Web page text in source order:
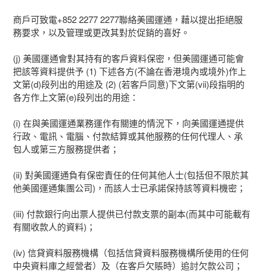
商戶可致電+852 2277 2277聯絡美國運通，藉以提出拒絕服
務要求，以及管理或更改其對於促銷的喜好。
(j) 美國運通會對其持有的客戶資料保密，但美國運通可能會
把該等資料提供予 (1) 下述各方(不論在香港境內或境外)作上
文第(d)段列出的用途及 (2) (若客戶同意)下文第(vii)段指明的
各方作上文第(e)段列出的用途：
(i) 在與美國運通業務運作有關連的情況下，向美國運通提供
行政、電訊、電腦、付款結算或其他服務的任何代理人、承
包人或第三方服務提供者；
(ii) 對美國運通負有保密責任的任何其他人士(包括但不限於其
他美國運通集團公司)，而該人士已承諾保持該等資料機密；
(iii) 付款銀行向出票人提供已付款支票的副本(而其中可能載有
有關收款人的資料)；
(iv) 信貸資料服務機構（包括信貸資料服務機構所使用的任何
中央資料庫之經營者）及（在客戶欠賬時）追討欠款公司；